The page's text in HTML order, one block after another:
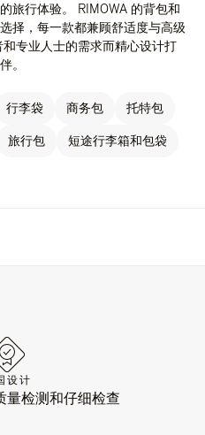
旅行体验。 RIMOWA 的背包和
择，每一款都兼顾舒适度与高级
专业人士的需求而精心设计打
。
行李袋 商务包 托特包
旅行包 短途行李箱和包袋
设计
量检测和仔细检查